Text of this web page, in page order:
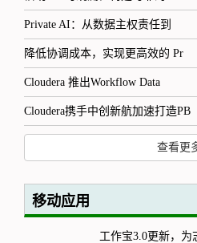
Private AI：从数据主权责任到
降低协调成本，实现更高效的 Pr
Cloudera 推出Workflow Data
Cloudera携手中创新航加速打造PB
查看更
移动应用
工作宝3.0更新，为